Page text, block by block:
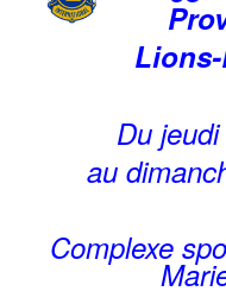
Du
au
Complexe